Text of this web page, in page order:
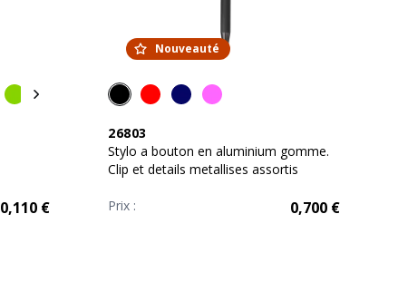
0,110€
Nouveauté
26803
Stylo a bouton en aluminium gomme.
Clip et details metallises assortis
Prix : 0,700€